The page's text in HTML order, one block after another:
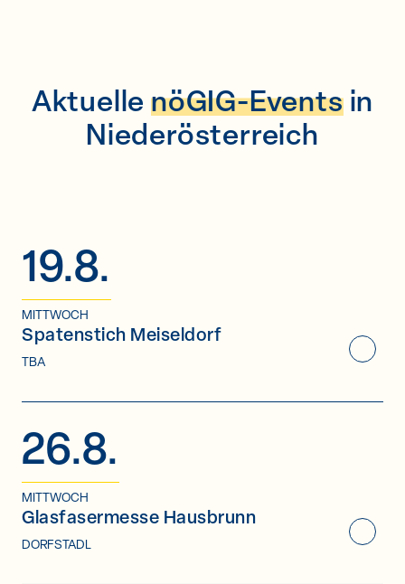
AktuellenöGIG-Eventsin
Niederösterreich
19.8.
MITTWOCH
Spatenstich Meiseldorf
TBA Event
26.8.
MITTWOCH
Glasfasermesse Hausbrunn
DORFSTADL Event